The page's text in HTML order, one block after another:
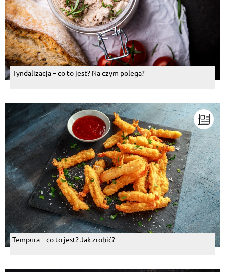
Tyndalizacja – co to jest? Na czym polega?
Tempura – co to jest? Jak zrobić?